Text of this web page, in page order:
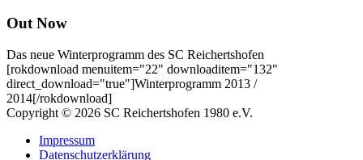
Out Now
Das neue Winterprogramm des SC Reichertshofen
[rokdownload menuitem="22" downloaditem="132"
direct_download="true"]Winterprogramm 2013 /
2014[/rokdownload]
Copyright © 2026 SC Reichertshofen 1980 e.V.
Impressum
Datenschutzerklärung